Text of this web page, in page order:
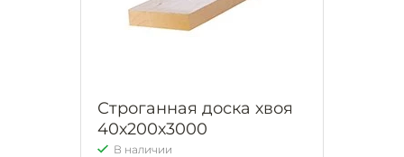
Строганная доска хвоя
40х200х3000
В наличии